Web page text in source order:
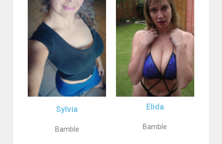
Sylvia
Bamble
Elida
Bamble